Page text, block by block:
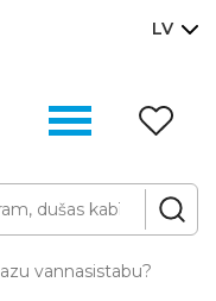
LV
vannasistabu?